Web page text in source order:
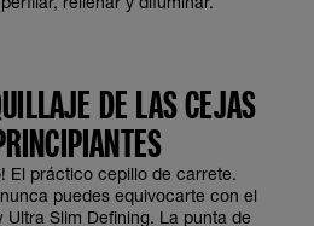
DE LAS CEJAS
El práctico cepillo de carrete.
puedes equivocarte con el
Slim Defining. La punta de